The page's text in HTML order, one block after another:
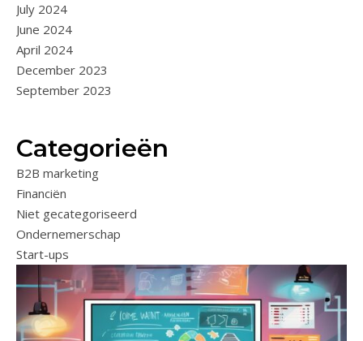
July 2024
June 2024
April 2024
December 2023
September 2023
Categorieën
B2B marketing
Financiën
Niet gecategoriseerd
Ondernemerschap
Start-ups